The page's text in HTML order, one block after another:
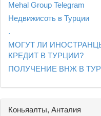
Mehal Group Telegram
Недвижисоть в Турции
.
МОГУТ ЛИ
КРЕДИТ В ТУРЦИИ?
ПОЛУЧЕНИЕ ВНЖ В
Коньяалты, Анталия